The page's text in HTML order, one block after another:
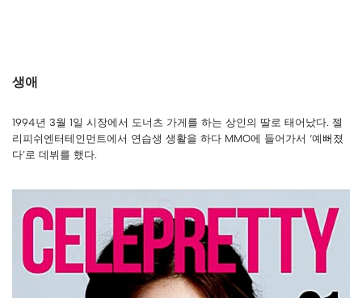
생애
1994년 3월 1일 시장에서 도너츠 가게를 하는 상인의 딸로 태어났다. 젤
리피쉬엔터테인먼트에서 연습생 생활을 하다 MMO에 들어가서 ‘예뻐졌
다’로 데뷔를 했다.